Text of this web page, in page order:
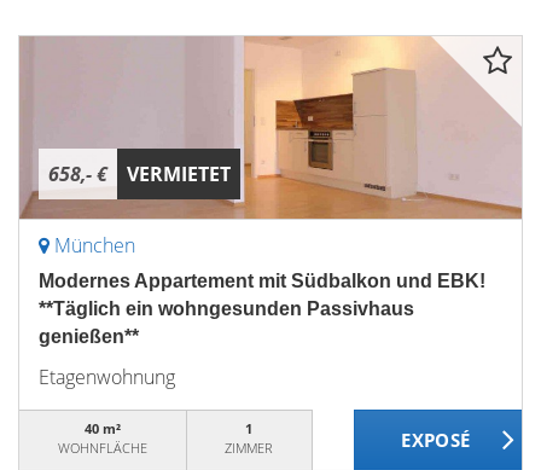
658,- € VERMIETET
München
Modernes Appartement mit Südbalkon und EBK!
**Täglich ein wohngesunden Passivhaus
genießen**
Etagenwohnung
40 m²
WOHNFLÄCHE
1
ZIMMER